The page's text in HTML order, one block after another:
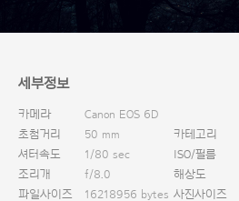
세부정보
카메라
Canon EOS 6D
초첨거리
50 mm 카테고리
셔터속도
1/80 sec ISO/필름
조리개
f/8.0 해상도
파일사이즈
16218956 bytes 사진사이즈